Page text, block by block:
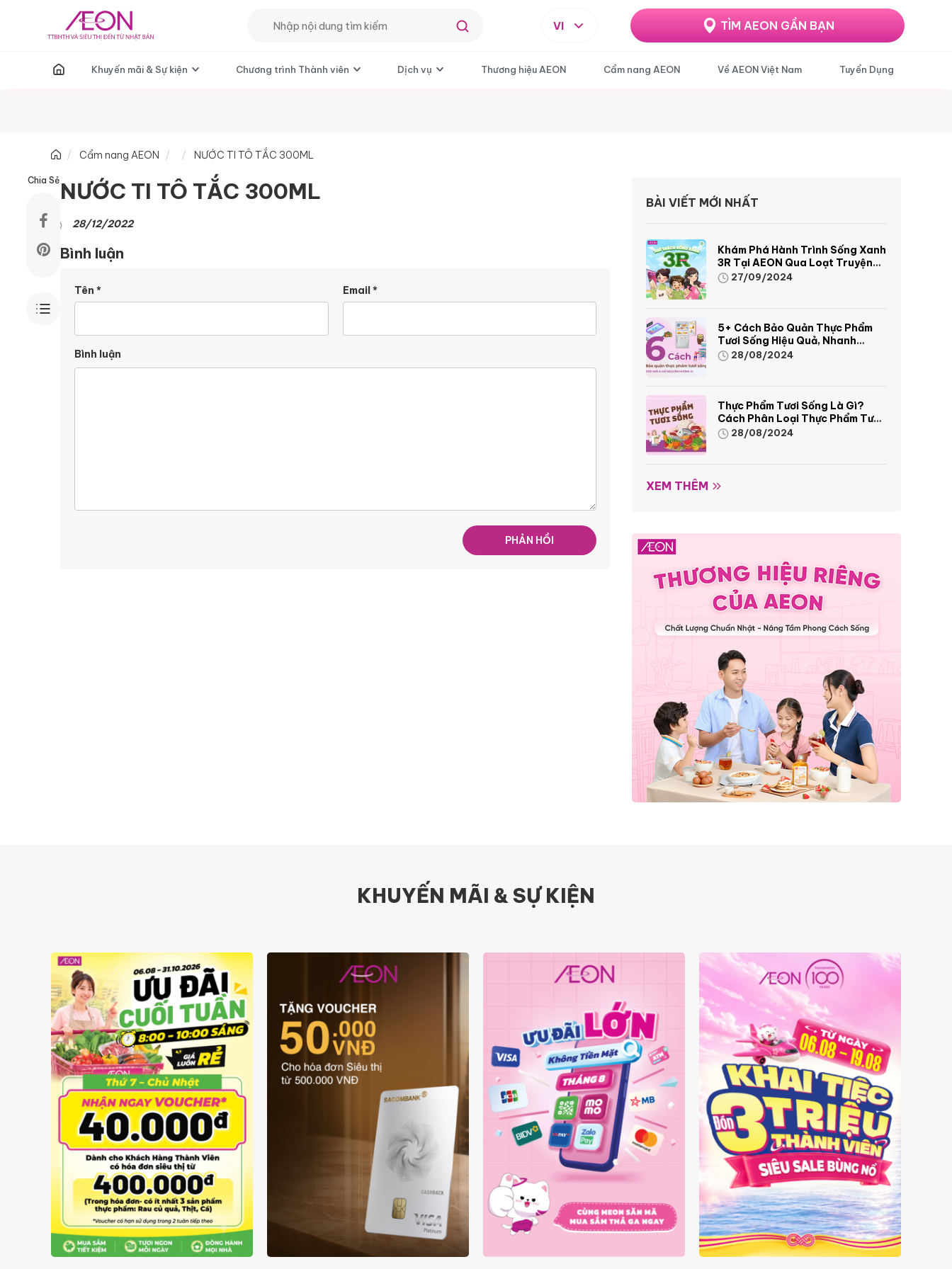
VI TÌM AEON GẦN BẠN
T Khuyến mãi & Sự kiện Chương trình Thành viên Dịch vụ Thương hiệu AEON Cẩm nang AEON Về AEON Việt Nam Tuyển Dụng
Cẩm nang AEON NƯỚC TI TÔ TẮC 300ML
Chia Sẻ NƯỚC TI TÔ TẮC 300ML
28/12/2022
Bình luận
Tên * Email*
Bình luận
BÀI VIẾT MỚI NHẤT
Khám Phá Hành Trình Sống Xanh
3R Tại AEON Qua Loạt Truyện
Tranh Sinh Động Và Thú Vị
27/09/2024
5+ Cách Bảo Quản Thực Phẩm
Tươi Sống Hiệu Quả, Nhanh
Chóng
28/08/2024
Thực Phẩm Tươi Sống Là Gì?
Cách Phân Loại Thực Phẩm Tươi
Sống28/08/2024
XEM THÊM
KHUYẾN MÃI & SỰ KIỆN
GIÁ LUÔN RẺ TỪ 6/8 - 31/10
ƯU ĐÃI THẺ VẬT LÝ
ĐÓN 3 TRIỆU THÀNH VIÊN -